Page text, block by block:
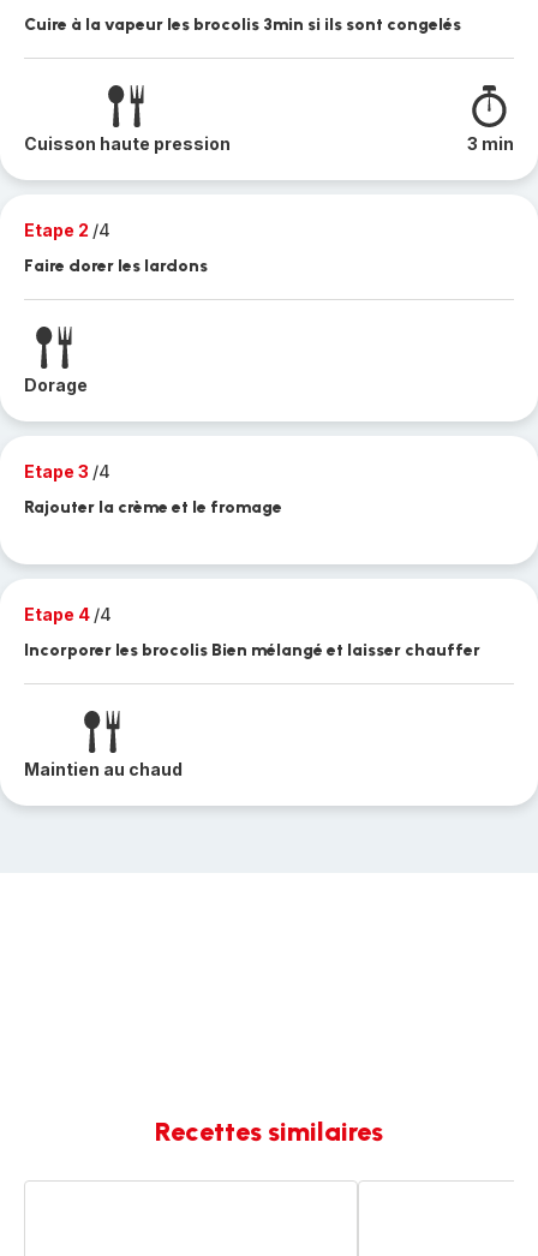
Cuire à la vapeur les brocolis 3min si ils sont congelés
Cuisson haute pression 3 min
Etape 2 /4
Faire dorer les lardons
Dorage
Etape 3 /4
Rajouter la crème et le fromage
Etape 4 /4
Incorporer les brocolis Bien mélangé et laisser chauffer
Maintien au chaud
Recettes similaires